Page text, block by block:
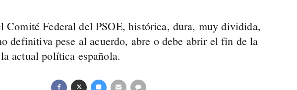
Comité Federal del PSOE, histórica, dura, muy dividida,
definitiva pese al acuerdo, abre o debe abrir el fin de la
actual política española.